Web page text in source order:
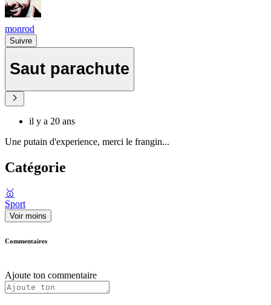
monrod
Suivre
Saut parachute
il y a 20 ans
Une putain d'experience, merci le frangin...
Catégorie
🥇
Sport
Voir moins
Commentaires
Ajoute ton commentaire